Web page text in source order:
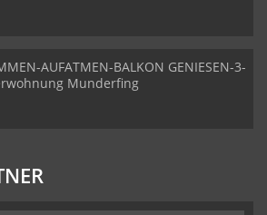
AUFATMEN-BALKON GENIESEN-3-
Munderfing